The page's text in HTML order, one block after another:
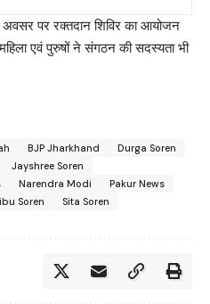
अवसर पर रक्तदान शिविर का आयोजन
महिला एवं पुरुषों ने संगठन की सदस्यता भी
BJP Jharkhand
Durga Soren
Jayshree Soren
Narendra Modi
Pakur News
Soren Sita Soren